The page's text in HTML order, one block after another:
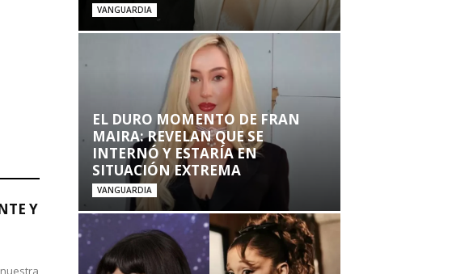
Y
VANGUARDIA
EL DURO MOMENTO DE FRAN
MAIRA: REVELAN QUE SE
INTERNÓ Y ESTARÍA EN
SITUACIÓN EXTREMA
VANGUARDIA